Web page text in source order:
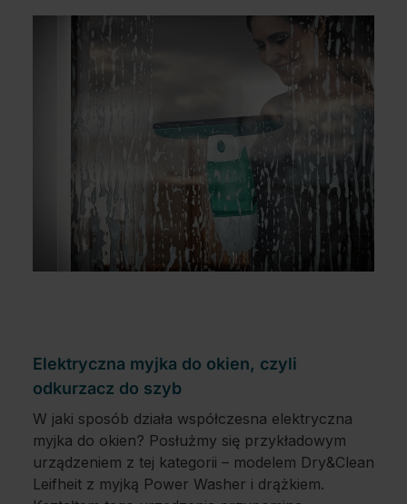
Elektryczna myjka do okien, czyli
odkurzacz do szyb
W jaki sposób działa współczesna elektryczna
myjka do okien? Posłużmy się przykładowym
urządzeniem z tej kategorii – modelem Dry&Clean
Leifheit z myjką Power Washer i drążkiem.